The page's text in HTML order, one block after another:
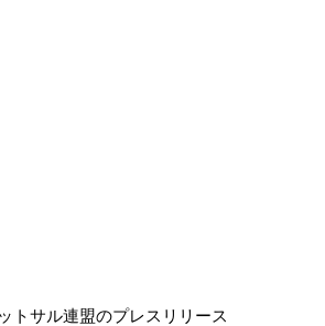
トサル連盟のプレスリリース